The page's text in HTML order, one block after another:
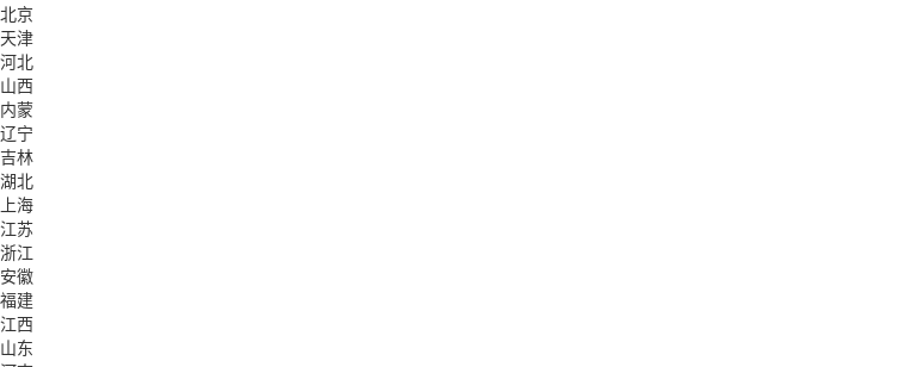
北京
天津
河北
山西
内蒙
辽宁
吉林
湖北
上海
江苏
浙江
安徽
福建
江西
山东